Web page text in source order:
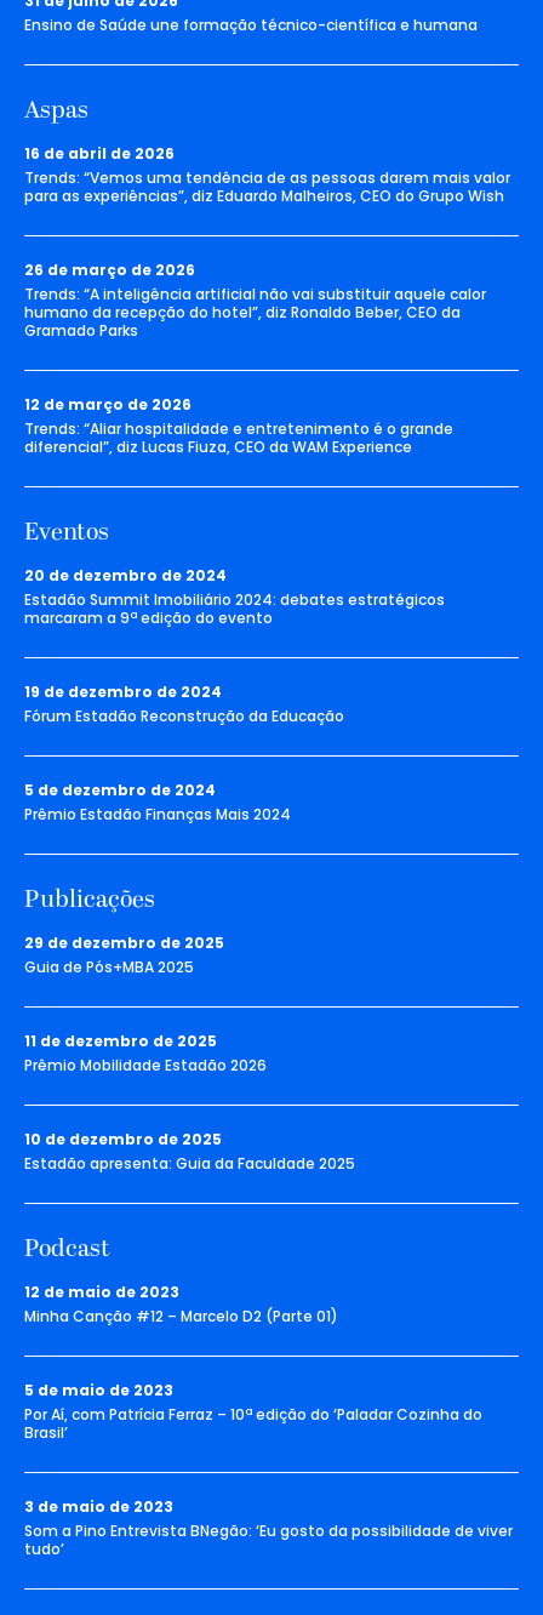
Ensino de Saúde une formação técnico-científica e humana
Aspas
16 de abril de 2026
Trends: “Vemos uma tendência de as pessoas darem mais valor
para as experiências”, diz Eduardo Malheiros, CEO do Grupo Wish
26 de março de 2026
Trends: “A inteligência artificial não vai substituir aquele calor
humano da recepção do hotel”, diz Ronaldo Beber, CEO da
Gramado Parks
12 de março de 2026
Trends: “Aliar hospitalidade e entretenimento é o grande
diferencial”, diz Lucas Fiuza, CEO da WAM Experience
Eventos
20 de dezembro de 2024
Estadão Summit Imobiliário 2024: debates estratégicos
marcaram a 9ª edição do evento
19 de dezembro de 2024
Fórum Estadão Reconstrução da Educação
5 de dezembro de 2024
Prêmio Estadão Finanças Mais 2024
Publicações
29 de dezembro de 2025
Guia de Pós+MBA 2025
11 de dezembro de 2025
Prêmio Mobilidade Estadão 2026
10 de dezembro de 2025
Estadão apresenta: Guia da Faculdade 2025
Podcast
12 de maio de 2023
Minha Canção #12 – Marcelo D2 (Parte 01)
5 de maio de 2023
Por Aí, com Patrícia Ferraz – 10ª edição do ‘Paladar Cozinha do
Brasil’
3 de maio de 2023
Som a Pino Entrevista BNegão: ‘Eu gosto da possibilidade de viver
tudo’